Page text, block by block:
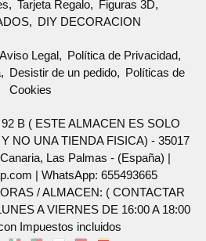
Tarjeta Regalo
Figuras 3D
DIY DECORACION
Aviso Legal
Política de Privacidad
Desistir de un pedido
Políticas de
Cookies
B ( ESTE ALMACEN ES SOLO
NO UNA TIENDA FISICA) - 35017
Las Palmas - (España) |
| WhatsApp: 655493665
/ ALMACEN: ( CONTACTAR
A VIERNES DE 16:00 A 18:00
Impuestos incluidos